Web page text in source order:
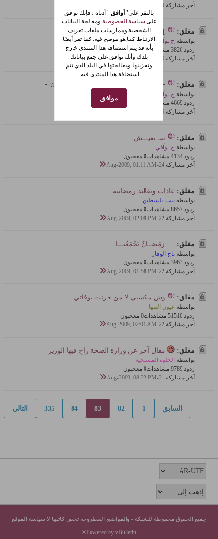
آخر مشاركة 26-Aug-2009, 11:45 AM
مغلق: ][همسََـَـَـَـَـَــآت لكلِ مبتلي ][
بواسطة خ ـوآفي
ردود 6
382 مشاهدات
0 معجبون
آخر مشاركة 26-Aug-2009, 11:31 AM
مغلق: •◦♫ أنآ وأنَتٍ وَهَمُ ونُحٍنَ.. مٌجَرٍد َهٌمٍسَآتٌ ♫◦•
بواسطة خ ـوآفي
ردود 9
466 مشاهدات
آخر مشاركة 26-Aug-2009, 12:09 AM
مغلق: سـ نعيـــش‎
بواسطة خ ـوآفي
ردود 4
413 مشاهدات
0 معجبون
آخر مشاركة 24-Aug-2009, 01:11 AM
مغلق: عادات وتقاليد رمضانية
بواسطة بنت فلسطين
ردود 7
865 مشاهدات
0 معجبون
آخر مشاركة 22-Aug-2009, 02:09 PM
مغلق: ..:: رَمَضــانُ يَجْمَعُنـــا ::..
بواسطة تاج الوقار
ردود 3
396 مشاهدات
0 معجبون
آخر مشاركة 22-Aug-2009, 01:58 PM
مغلق: وش مكسبي لا من حزنت بوفاتي
بواسطة عيون المها
ردود 10
515 مشاهدات
0 معجبون
آخر مشاركة 22-Aug-2009, 02:01 AM
مغلق: مقال آخر عن وزارة الصحة راح فيها الوزير
بواسطة الحلوة المستحية
ردود 9
978 مشاهدات
0 معجبون
آخر مشاركة 21-Aug-2009, 08:22 PM
السابق 1
82
83
84
335 التالي
جميع الحقوق محفوظة للشبكة - والمواضيع المطروحه تخص كاتبها لا سياسة الموقع
Powered by vBulletin®
بالنقر على" أوافق " أدناه ، فإنك توافق
على سياسة الخصوصية ومعالجة البيانات
الشخصية وممارسات ملفات تعريف
الارتباط كما هو موضح فيه. كما تقر أيضًا
بأنه قد يتم استضافة هذا المنتدى خارج
بلدك وأنك توافق على جمع بياناتك
وتخزينها ومعالجتها في البلد الذي تتم
استضافة هذا المنتدى فيه.
موافق